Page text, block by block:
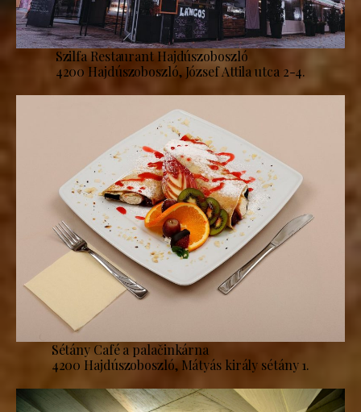
Szilfa Restaurant Hajdúszoboszló
4200 Hajdúszoboszló, József Attila utca 2-4.
Sétány Café a palačinkárna
4200 Hajdúszoboszló, Mátyás király sétány 1.